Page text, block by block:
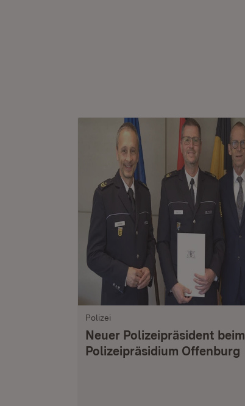
Polizei
Neuer Polizeipräsident beim
Polizeipräsidium Offenburg